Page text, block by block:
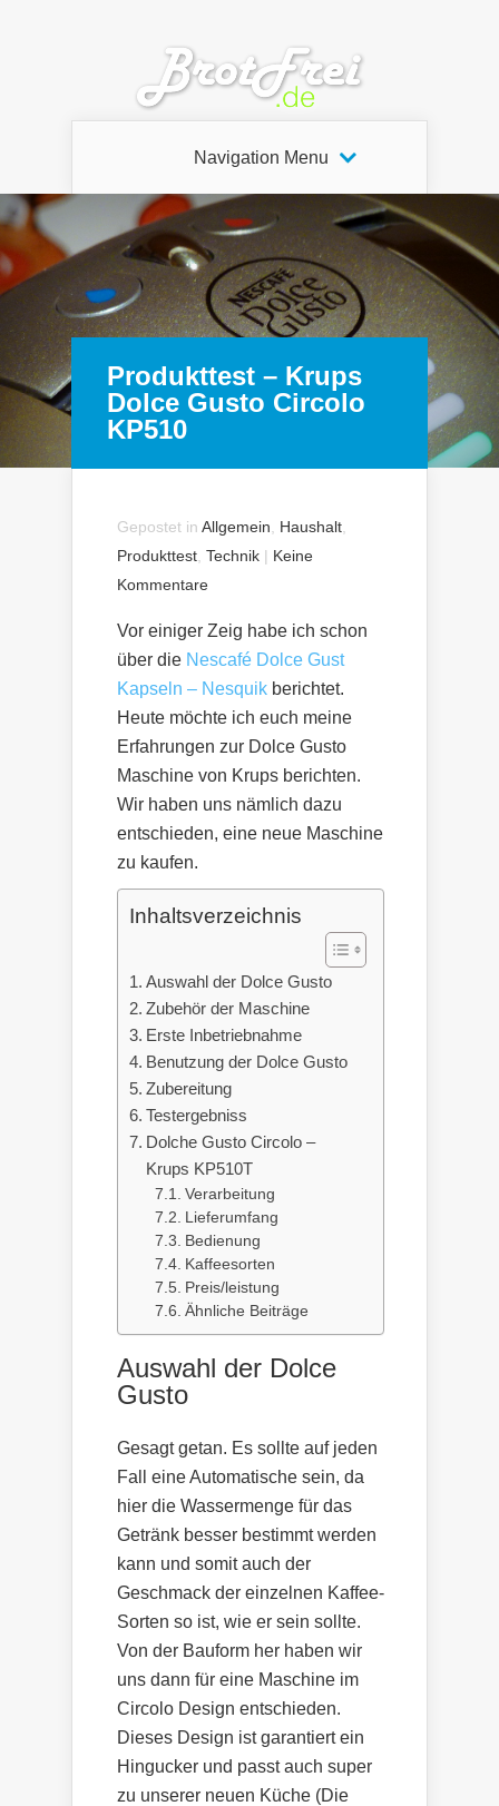
Navigation Menu
Produkttest – Krups
Dolce Gusto Circolo
KP510
Gepostet in Allgemein Haushalt
Produkttest Technik | Keine
Kommentare
Vor einiger Zeig habe ich schon
über die Nescafé Dolce Gust
Kapseln – Nesquik berichtet.
Heute möchte ich euch meine
Erfahrungen zur Dolce Gusto
Maschine von Krups berichten.
Wir haben uns nämlich dazu
entschieden, eine neue Maschine
zu kaufen.
Inhaltsverzeichnis
Auswahl der Dolce Gusto
Zubehör der Maschine
Erste Inbetriebnahme
Benutzung der Dolce Gusto
Zubereitung
Testergebniss
Dolche Gusto Circolo –
Krups KP510T
Verarbeitung
Lieferumfang
Bedienung
Kaffeesorten
Preis/leistung
Ähnliche Beiträge
Auswahl der Dolce
Gusto
Gesagt getan. Es sollte auf jeden
Fall eine Automatische sein, da
hier die Wassermenge für das
Getränk besser bestimmt werden
kann und somit auch der
Geschmack der einzelnen Kaffee-
Sorten so ist, wie er sein sollte.
Von der Bauform her haben wir
uns dann für eine Maschine im
Circolo Design entschieden.
Dieses Design ist garantiert ein
Hingucker und passt auch super
zu unserer neuen Küche (Die